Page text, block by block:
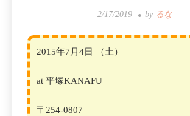
2/17/2019 by るな
2015年7月4日 （土）
at 平塚KANAFU
〒254-0807